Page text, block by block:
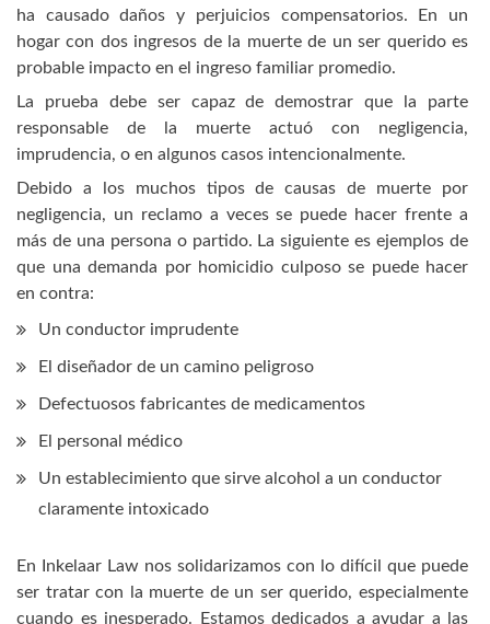
ha causado daños y perjuicios compensatorios. En un
hogar con dos ingresos de la muerte de un ser querido es
probable impacto en el ingreso familiar promedio.
La prueba debe ser capaz de demostrar que la parte
responsable de la muerte actuó con negligencia,
imprudencia, o en algunos casos intencionalmente.
Debido a los muchos tipos de causas de muerte por
negligencia, un reclamo a veces se puede hacer frente a
más de una persona o partido. La siguiente es ejemplos de
que una demanda por homicidio culposo se puede hacer
en contra:
Un conductor imprudente
El diseñador de un camino peligroso
Defectuosos fabricantes de medicamentos
El personal médico
Un establecimiento que sirve alcohol a un conductor
claramente intoxicado
En Inkelaar Law nos solidarizamos con lo difícil que puede
ser tratar con la muerte de un ser querido, especialmente
cuando es inesperado. Estamos dedicados a ayudar a las